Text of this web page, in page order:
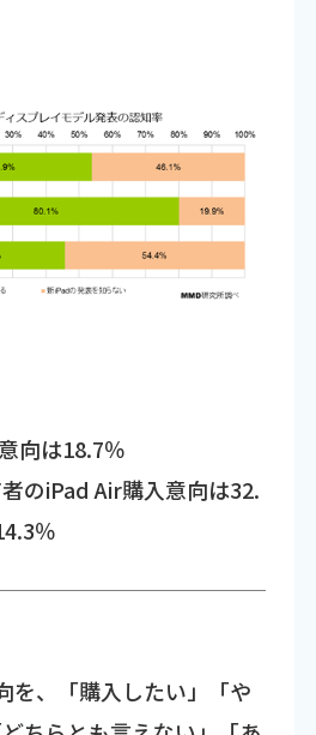
向は18.7％
のiPad Air購入意向は32.
％
を、「購入したい」「や